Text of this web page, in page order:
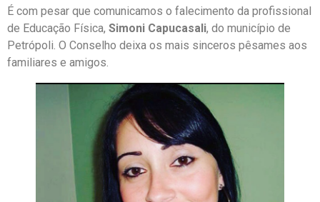
É com pesar que comunicamos o falecimento da profissional
de Educação Física, Simoni Capucasali, do município de
Petrópoli. O Conselho deixa os mais sinceros pêsames aos
familiares e amigos.